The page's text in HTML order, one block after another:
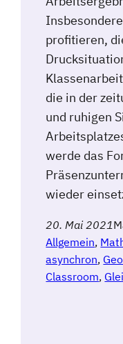
profitieren,
die in der
und ruhigen
werde das
wieder
20. Mai 2021
Allgemein,
asynchron,
Classroom,